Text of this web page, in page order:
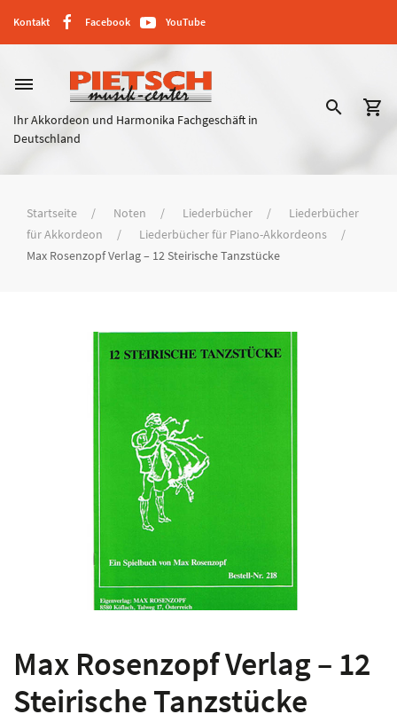
Kontakt Facebook YouTube
dehaze
Ihr Akkordeon und Harmonika Fachgeschäft in
Deutschland
search shopping_cart
Startseite Noten Liederbücher
Liederbücher
für Akkordeon
Liederbücher für Piano-Akkordeons
Max Rosenzopf Verlag – 12 Steirische Tanzstücke
Max Rosenzopf Verlag – 12
Steirische Tanzstücke